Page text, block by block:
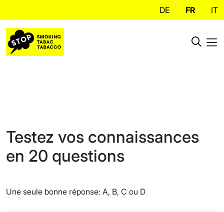
DE FR IT
Testez vos connaissances
en 20 questions
Une seule bonne réponse: A, B, C ou D